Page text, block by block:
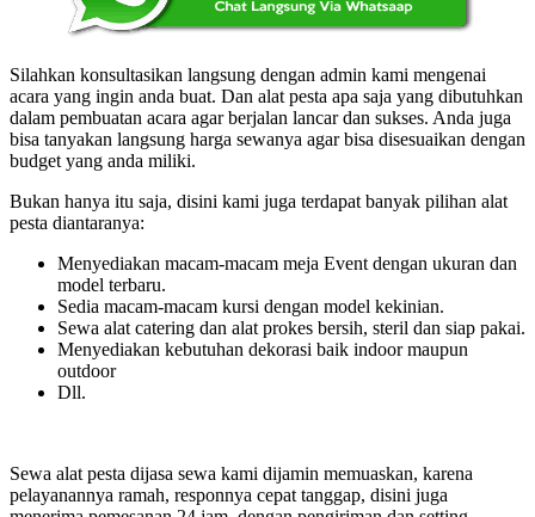
Silahkan konsultasikan langsung dengan admin kami mengenai
acara yang ingin anda buat. Dan alat pesta apa saja yang dibutuhkan
dalam pembuatan acara agar berjalan lancar dan sukses. Anda juga
bisa tanyakan langsung harga sewanya agar bisa disesuaikan dengan
budget yang anda miliki.
Bukan hanya itu saja, disini kami juga terdapat banyak pilihan alat
pesta diantaranya:
Menyediakan macam-macam meja Event dengan ukuran dan
model terbaru.
Sedia macam-macam kursi dengan model kekinian.
Sewa alat catering dan alat prokes bersih, steril dan siap pakai.
Menyediakan kebutuhan dekorasi baik indoor maupun
outdoor
Dll.
Sewa alat pesta dijasa sewa kami dijamin memuaskan, karena
pelayanannya ramah, responnya cepat tanggap, disini juga